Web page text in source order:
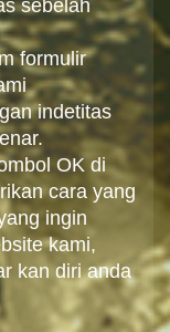
sebelah
formulir
indetitas
OK di
cara yang
ingin
kami,
kan diri anda